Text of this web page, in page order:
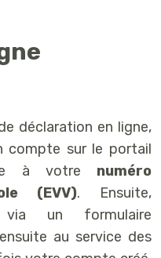
déclaration en ligne,
compte sur le portail
à votre numéro
(EVV). Ensuite,
via un formulaire
au service des